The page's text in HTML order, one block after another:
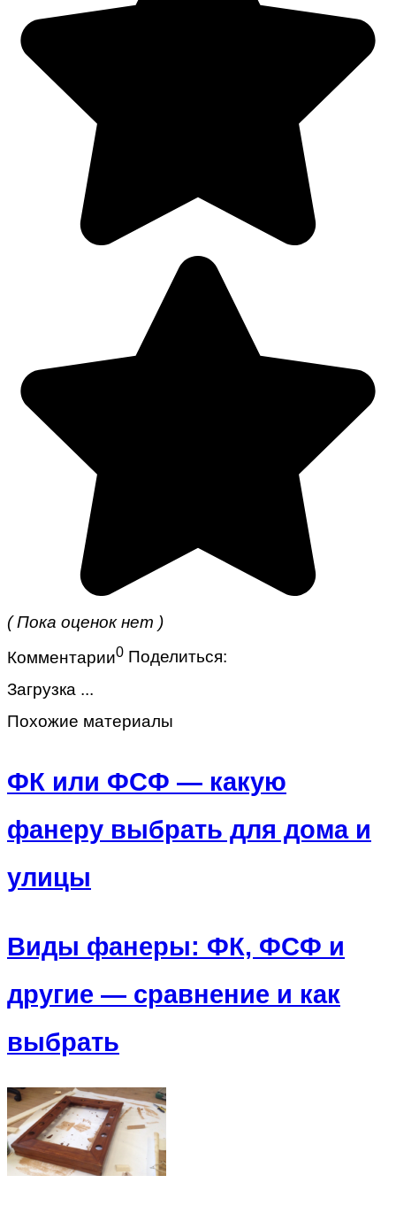
( Пока оценок нет )
Комментарии0 Поделиться:
Загрузка ...
Похожие материалы
ФК или ФСФ — какую
фанеру выбрать для дома и
улицы
Виды фанеры: ФК, ФСФ и
другие — сравнение и как
выбрать